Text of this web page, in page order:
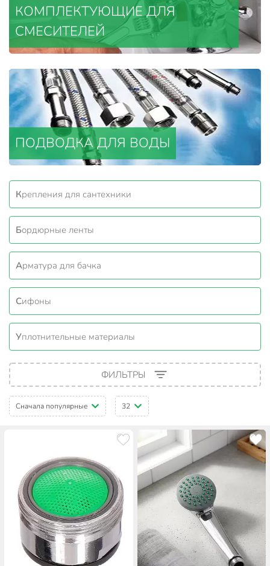
КОМПЛЕКТУЮЩИЕ ДЛЯ
СМЕСИТЕЛЕЙ
ПОДВОДКА ДЛЯ ВОДЫ
Крепления для сантехники
Бордюрные ленты
Арматура для бачка
Сифоны
Уплотнительные материалы
ФИЛЬТРЫ
Сначала популярные 32